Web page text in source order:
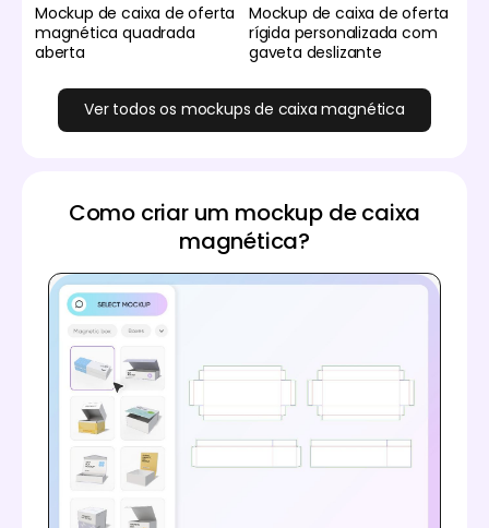
Mockup de caixa de oferta
magnética quadrada
aberta
Mockup de caixa de oferta
rígida personalizada com
gaveta deslizante
Ver todos os mockups de caixa magnética
Como criar um mockup de caixa
magnética?